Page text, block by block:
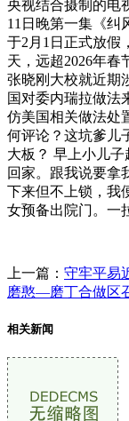
央视结合摄制的电
11日晚第一集《纠
于2月1日正式放假
天，远超2026年春
张晓刚大校就近期
国对委内瑞拉做法
仿美国相关做法处
何评论？这坑爹儿
大板？ 早上小儿
回家。跟我说要拿
下来但不上锁，我
女预备出院门。一
上一篇： 守牢平易
磨憨—磨丁合做区
相关新闻